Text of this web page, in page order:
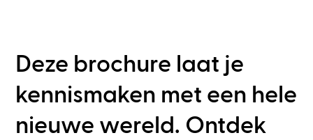
Deze brochure laat je
kennismaken met een hele
nieuwe wereld. Ontdek